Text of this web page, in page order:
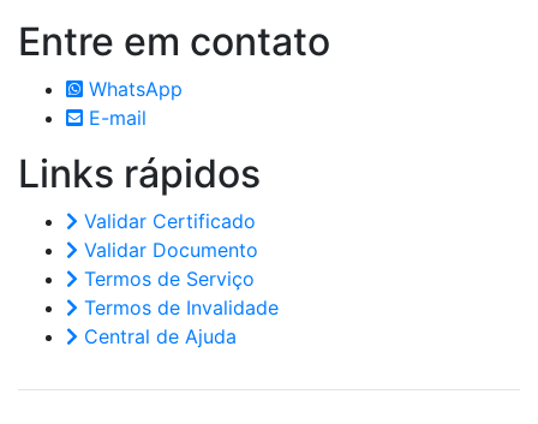
Entre em contato
WhatsApp
E-mail
Links rápidos
Validar Certificado
Validar Documento
Termos de Serviço
Termos de Invalidade
Central de Ajuda